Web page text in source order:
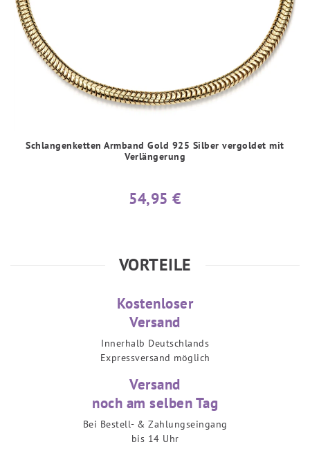
Schlangenketten Armband Gold 925 Silber vergoldet mit
Verlängerung
54,95 €
VORTEILE
Kostenloser
Versand
Innerhalb Deutschlands
Expressversand möglich
Versand
noch am selben Tag
Bei Bestell- & Zahlungseingang
bis 14 Uhr